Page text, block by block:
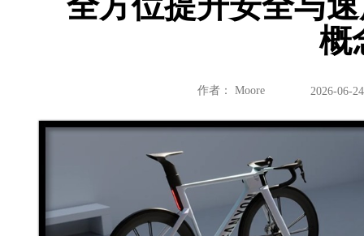
概
作者： Moore 2026-06-